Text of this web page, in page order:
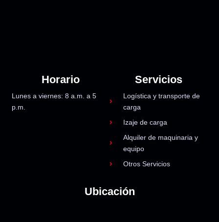
Horario
Lunes a viernes: 8 a.m. a 5
p.m.
Servicios
Logística y transporte de
carga
Izaje de carga
Alquiler de maquinaria y
equipo
Otros Servicios
Ubicación